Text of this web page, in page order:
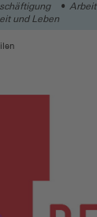
Arbeit
und Leben